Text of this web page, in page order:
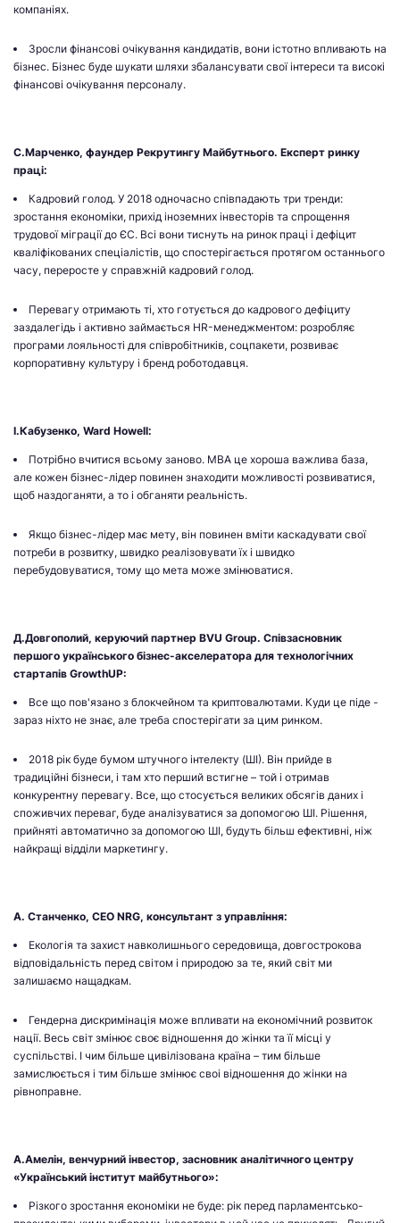
компаніях.
Зросли фінансові очікування кандидатів, вони істотно впливають на
бізнес. Бізнес буде шукати шляхи збалансувати свої інтереси та високі
фінансові очікування персоналу.
С.Марченко, фаундер Рекрутингу Майбутнього. Експерт ринку
праці:
Кадровий голод. У 2018 одночасно співпадають три тренди:
зростання економіки, прихід іноземних інвесторів та спрощення
трудової міграції до ЄС. Всі вони тиснуть на ринок праці і дефіцит
кваліфікованих спеціалістів, що спостерігається протягом останнього
часу, переросте у справжній кадровий голод.
Перевагу отримають ті, хто готується до кадрового дефіциту
заздалегідь і активно займається HR-менеджментом: розробляє
програми лояльності для співробітників, соцпакети, розвиває
корпоративну культуру і бренд роботодавця.
І.Кабузенко, Ward Howell:
Потрібно вчитися всьому заново. МВА це хороша важлива база,
але кожен бізнес-лідер повинен знаходити можливості розвиватися,
щоб наздоганяти, а то і обганяти реальність.
Якщо бізнес-лідер має мету, він повинен вміти каскадувати свої
потреби в розвитку, швидко реалізовувати їх і швидко
перебудовуватися, тому що мета може змінюватися.
Д.Довгополий, керуючий партнер BVU Group. Співзасновник
першого українського бізнес-акселератора для технологічних
стартапів GrowthUP:
Все що пов'язано з блокчейном та криптовалютами. Куди це піде -
зараз ніхто не знає, але треба спостерігати за цим ринком.
2018 рік буде бумом штучного інтелекту (ШІ). Він прийде в
традиційні бізнеси, і там хто перший встигне – той і отримав
конкурентну перевагу. Все, що стосується великих обсягів даних і
споживчих переваг, буде аналізуватися за допомогою ШІ. Рішення,
прийняті автоматично за допомогою ШІ, будуть більш ефективні, ніж
найкращі відділи маркетингу.
А. Станченко, CEO NRG, консультант з управління:
Екологія та захист навколишнього середовища, довгострокова
відповідальність перед світом і природою за те, який світ ми
залишаємо нащадкам.
Гендерна дискримінація може впливати на економічний розвиток
нації. Весь світ змінює своє відношення до жінки та її місці у
суспільстві. І чим більше цивілізована країна – тим більше
замислюється і тим більше змінює своі відношення до жінки на
рівноправне.
А.Амелін, венчурний інвестор, засновник аналітичного центру
«Український інститут майбутнього»:
Різкого зростання економіки не буде: рік перед парламентсько-